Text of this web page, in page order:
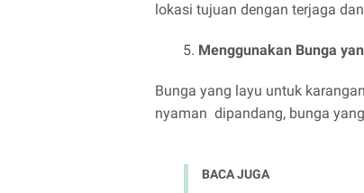
lokasi tujuan dengan terjaga
Menggunakan Bunga
Bunga yang layu untuk
nyaman dipandang, bunga
BACA JUGA